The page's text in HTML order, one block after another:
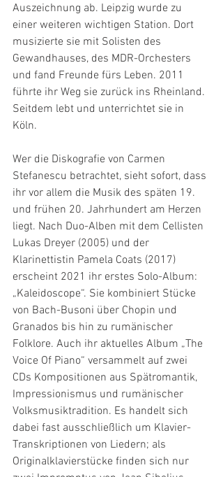
Auszeichnung ab. Leipzig wurde zu
einer weiteren wichtigen Station. Dort
musizierte sie mit Solisten des
Gewandhauses, des MDR-Orchesters
und fand Freunde fürs Leben. 2011
führte ihr Weg sie zurück ins Rheinland.
Seitdem lebt und unterrichtet sie in
Köln.
Wer die Diskografie von Carmen
Stefanescu betrachtet, sieht sofort, dass
ihr vor allem die Musik des späten 19.
und frühen 20. Jahrhundert am Herzen
liegt. Nach Duo-Alben mit dem Cellisten
Lukas Dreyer (2005) und der
Klarinettistin Pamela Coats (2017)
erscheint 2021 ihr erstes Solo-Album:
„Kaleidoscope“. Sie kombiniert Stücke
von Bach-­Busoni über Chopin und
Granados bis hin zu rumänischer
Folklore. Auch ihr aktuelles Album „The
Voice Of Piano“ versammelt auf zwei
CDs Kompositionen aus Spätromantik,
Impressionismus und rumänischer
Volksmusiktradition. Es handelt sich
dabei fast ausschließlich um Klavier-
Transkriptionen von Liedern; als
Originalklavierstücke finden sich nur